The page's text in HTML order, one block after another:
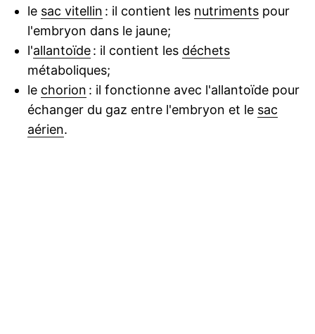
le sac vitellin : il contient les nutrimentspour
l'embryon dans le jaune;
l'allantoïde: il contient les déchets
métaboliques;
le chorion : il fonctionne avec l'allantoïde pour
échanger du gaz entre l'embryon et le sac
aérien.